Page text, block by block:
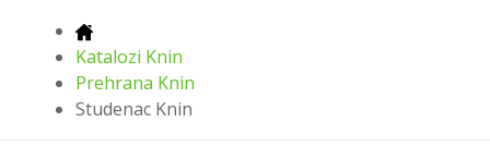
Katalozi Knin
Prehrana Knin
Studenac Knin